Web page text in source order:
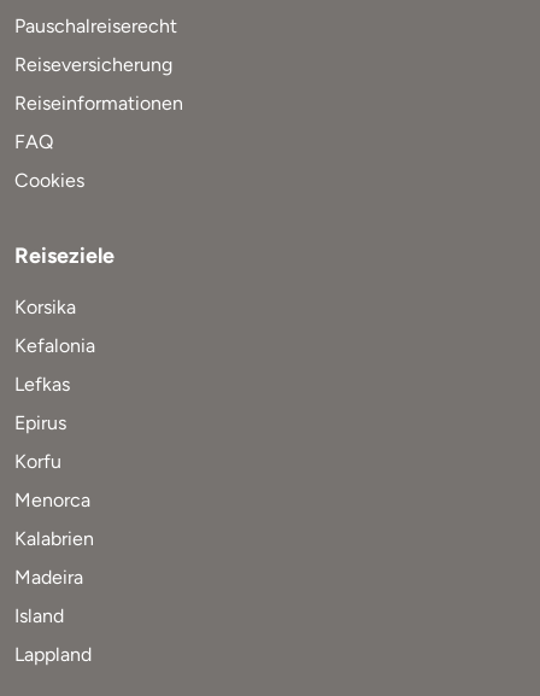
Pauschalreiserecht
Reiseversicherung
Reiseinformationen
FAQ
Cookies
Reiseziele
Korsika
Kefalonia
Lefkas
Epirus
Korfu
Menorca
Kalabrien
Madeira
Island
Lappland